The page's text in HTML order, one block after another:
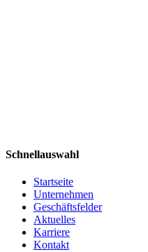
Schnellauswahl
Startseite
Unternehmen
Geschäftsfelder
Aktuelles
Karriere
Kontakt